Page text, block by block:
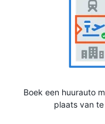
Boek een huurauto
plaats van